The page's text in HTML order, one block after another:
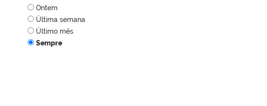
Ontem
Última semana
Último mês
Sempre